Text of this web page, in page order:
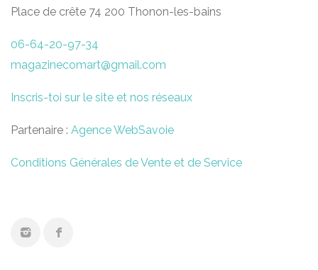
Place de crête 74 200 Thonon-les-bains
06-64-20-97-34
magazinecomart@gmail.com
Inscris-toi sur le site et nos réseaux
Partenaire : Agence WebSavoie
Conditions Générales de Vente et de Service